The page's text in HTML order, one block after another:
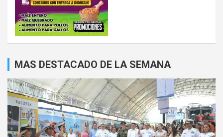
MAS DESTACADO DE LA SEMANA